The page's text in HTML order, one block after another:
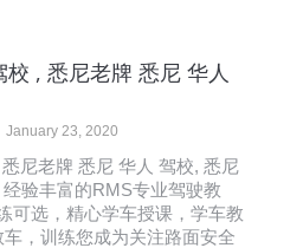
, 悉尼老牌 悉尼 华人
January 23, 2020
尼老牌 悉尼 华人 驾校, 悉尼
验丰富的RMS专业驾驶教
可选，精心学车授课，学车教
，训练您成为关注路面安全